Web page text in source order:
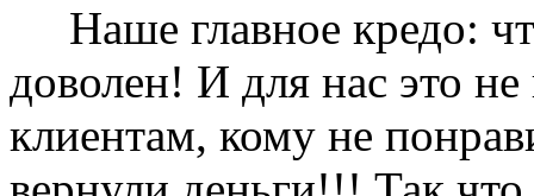
Наше главное кредо:
доволен! И для нас это
клиентам, кому не